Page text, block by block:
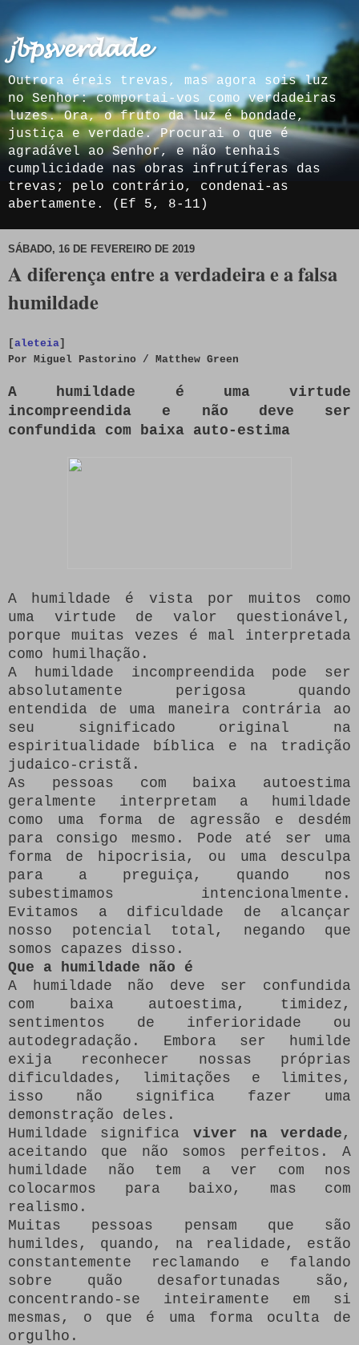
𝓳𝓫𝓹𝓼𝓿𝓮𝓻𝓭𝓪𝓭𝓮
Outrora éreis trevas, mas agora sois luz
no Senhor: comportai-vos como verdadeiras
luzes. Ora, o fruto da luz é bondade,
justiça e verdade. Procurai o que é
agradável ao Senhor, e não tenhais
cumplicidade nas obras infrutíferas das
trevas; pelo contrário, condenai-as
abertamente. (Ef 5, 8-11)
SÁBADO, 16 DE FEVEREIRO DE 2019
A diferença entre a verdadeira e a falsa
humildade
[aleteia]
Por Miguel Pastorino / Matthew Green
A humildade é uma virtude
incompreendida e não deve ser
confundida com baixa auto-estima
A humildade é vista por muitos como
uma virtude de valor questionável,
porque muitas vezes é mal interpretada
como humilhação.
A humildade incompreendida pode ser
absolutamente perigosa quando
entendida de uma maneira contrária ao
seu significado original na
espiritualidade bíblica e na tradição
judaico-cristã.
As pessoas com baixa autoestima
geralmente interpretam a humildade
como uma forma de agressão e desdém
para consigo mesmo. Pode até ser uma
forma de hipocrisia, ou uma desculpa
para a preguiça, quando nos
subestimamos intencionalmente.
Evitamos a dificuldade de alcançar
nosso potencial total, negando que
somos capazes disso.
Que a humildade não é
A humildade não deve ser confundida
com baixa autoestima, timidez,
sentimentos de inferioridade ou
autodegradação. Embora ser humilde
exija reconhecer nossas próprias
dificuldades, limitações e limites,
isso não significa fazer uma
demonstração deles.
Humildade significa viver na verdade ,
aceitando que não somos perfeitos. A
humildade não tem a ver com nos
colocarmos para baixo, mas com
realismo.
Muitas pessoas pensam que são
humildes, quando, na realidade, estão
constantemente reclamando e falando
sobre quão desafortunadas são,
concentrando-se inteiramente em si
mesmas, o que é uma forma oculta de
orgulho.